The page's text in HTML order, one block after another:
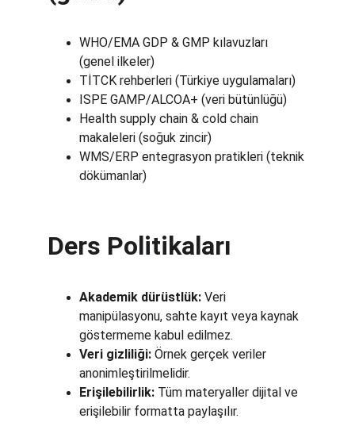
WHO/EMA GDP & GMP kılavuzları
(genel ilkeler)
TİTCK rehberleri (Türkiye uygulamaları)
ISPE GAMP/ALCOA+ (veri bütünlüğü)
Health supply chain & cold chain
makaleleri (soğuk zincir)
WMS/ERP entegrasyon pratikleri (teknik
dökümanlar)
Ders Politikaları
Akademik dürüstlük: Veri
manipülasyonu, sahte kayıt veya kaynak
göstermeme kabul edilmez.
Veri gizliliği: Örnek gerçek veriler
anonimleştirilmelidir.
Erişilebilirlik: Tüm materyaller dijital ve
erişilebilir formatta paylaşılır.